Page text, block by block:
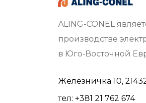
ALING-CONEL
производстве
в Юго-Восточной
Железничка 10,
тел: +381 21 762 674